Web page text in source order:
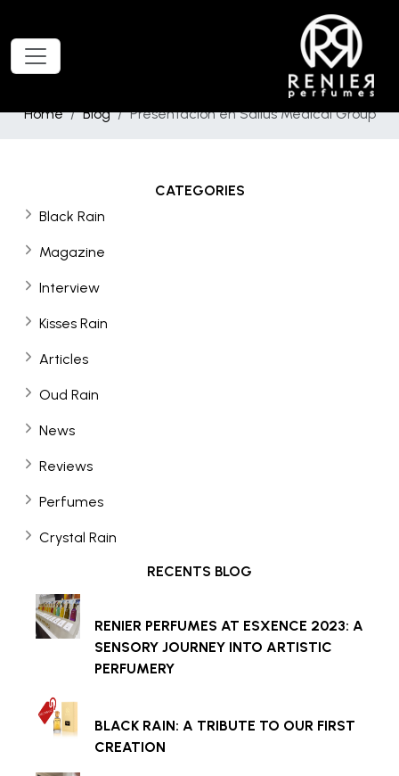
Home Blog Presentacion en Salius Medical Group
CATEGORIES
Black Rain
Magazine
Interview
Kisses Rain
Articles
Oud Rain
News
Reviews
Perfumes
Crystal Rain
RECENTS BLOG
RENIER PERFUMES AT ESXENCE 2023: A
SENSORY JOURNEY INTO ARTISTIC
PERFUMERY
BLACK RAIN: A TRIBUTE TO OUR FIRST
CREATION